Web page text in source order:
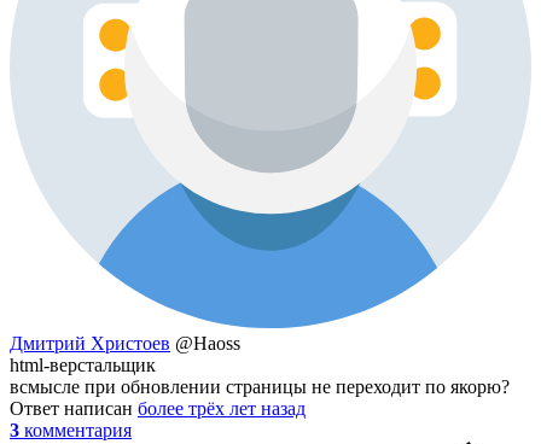
Дмитрий Христоев @Haoss
html-верстальщик
всмысле при обновлении страницы не переходит по якорю?
Ответ написан более трёх лет назад
3 комментария